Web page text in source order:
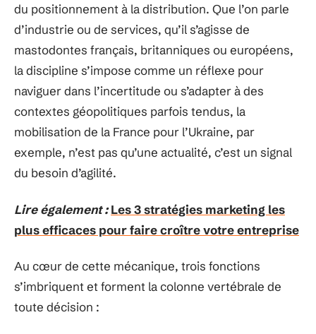
du positionnement à la distribution. Que l’on parle
d’industrie ou de services, qu’il s’agisse de
mastodontes français, britanniques ou européens,
la discipline s’impose comme un réflexe pour
naviguer dans l’incertitude ou s’adapter à des
contextes géopolitiques parfois tendus, la
mobilisation de la France pour l’Ukraine, par
exemple, n’est pas qu’une actualité, c’est un signal
du besoin d’agilité.
Lire également : Les 3 stratégies marketing les
plus efficaces pour faire croître votre entreprise
Au cœur de cette mécanique, trois fonctions
s’imbriquent et forment la colonne vertébrale de
toute décision :